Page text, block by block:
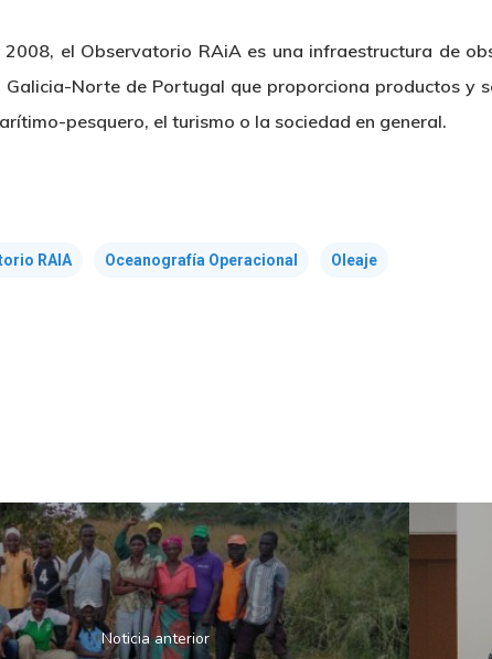
el Observatorio RAiA es una infraestructura de
Galicia-Norte de Portugal que proporciona productos y
pesquero, el turismo o la sociedad en general.
RAIA Oceanografía Operacional Oleaje
Noticia anterior